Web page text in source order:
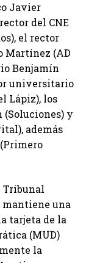
Javier
del CNE
el rector
Martínez (AD
Benjamín
universitario
Lápiz), los
(Soluciones) y
además
Tribunal
mantiene una
tarjeta de la
(MUD)
la